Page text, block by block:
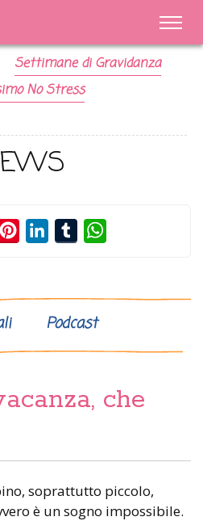
Settimane di Gravidanza
No Stress
TwitterPinterestLinkedInTumblr
Podcast
che
soprattutto piccolo,
è un sogno impossibile.